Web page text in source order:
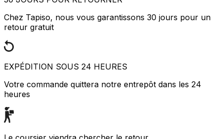
Chez Tapiso, nous vous garantissons 30 jours pour un
retour gratuit
EXPÉDITION SOUS 24 HEURES
Votre commande quittera notre entrepôt dans les 24
heures